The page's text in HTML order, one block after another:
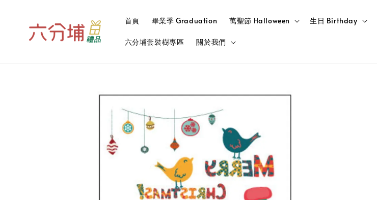
首頁 畢業季 Graduation 萬聖節 Halloween 生日 Birthday
六分埔套裝樹專區 關於我們